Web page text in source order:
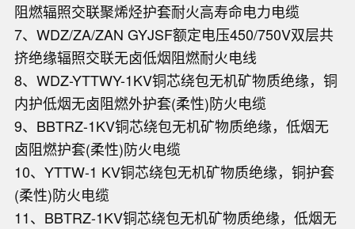
阻燃辐照交联聚烯烃护套耐火高寿命电力电缆
7、WDZ/ZA/ZAN GYJSF额定电压450/750V双层共
挤绝缘辐照交联无卤低烟阻燃耐火电线
8、WDZ-YTTWY-1KV铜芯绕包无机矿物质绝缘，铜
内护低烟无卤阻燃外护套(柔性)防火电缆
9、BBTRZ-1KV铜芯绕包无机矿物质绝缘，低烟无
卤阻燃护套(柔性)防火电缆
10、YTTW-1 KV铜芯绕包无机矿物质绝缘，铜护套
(柔性)防火电缆
11、BBTRZ-1KV铜芯绕包无机矿物质绝缘，低烟无